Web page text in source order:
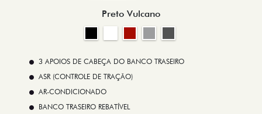
Preto Vulcano
3 APOIOS DE CABEÇA DO BANCO TRASEIRO
ASR (CONTROLE DE TRAÇÃO)
AR-CONDICIONADO
BANCO TRASEIRO REBATÍVEL